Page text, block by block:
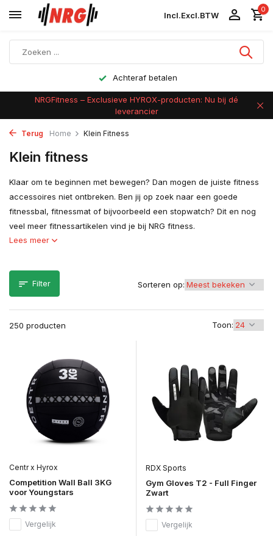
Incl.Excl.BTW
0
Achteraf betalen
NRGFitness – Exclusieve HYROX-producten: Nu bij dé
leverancier
Terug Home Klein Fitness
Klein fitness
Klaar om te beginnen met bewegen? Dan mogen de juiste fitness
accessoires niet ontbreken. Ben jij op zoek naar een goede
fitnessbal, fitnessmat of bijvoorbeeld een stopwatch? Dit en nog
veel meer fitnessartikelen vind je bij NRG fitness.
Lees meer
Filter
250 producten Toon:
Sorteren op:
Centr x Hyrox
Competition Wall Ball 3KG
voor Youngstars
Vergelijk
RDX Sports
Gym Gloves T2 - Full Finger
Zwart
Vergelijk